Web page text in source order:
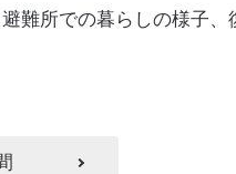
難所での暮らしの様子、